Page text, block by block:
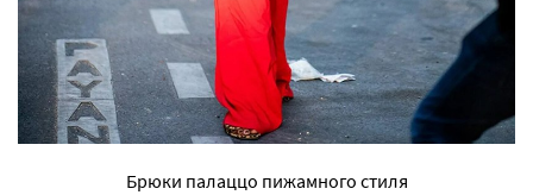
Брюки палаццо пижамного стиля